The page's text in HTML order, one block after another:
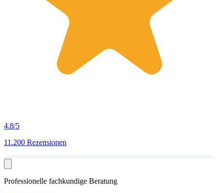
4.8/5
11.200 Rezensionen
Professionelle fachkundige Beratung